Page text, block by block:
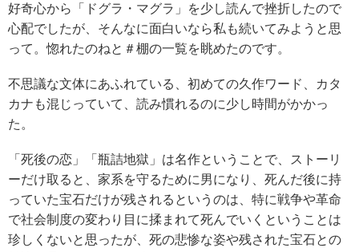
好奇心から「ドグラ・マグラ」を少し読んで挫折したので
心配でしたが、そんなに面白いなら私も続いてみようと思
って。惚れたのねと＃棚の一覧を眺めたのです。
不思議な文体にあふれている、初めての久作ワード、カタ
カナも混じっていて、読み慣れるのに少し時間がかかっ
た。
「死後の恋」「瓶詰地獄」は名作ということで、ストーリ
ーだけ取ると、家系を守るために男になり、死んだ後に持
っていた宝石だけが残されるというのは、特に戦争や革命
で社会制度の変わり目に揉まれて死んでいくということは
珍しくないと思ったが、死の悲惨な姿や残された宝石との